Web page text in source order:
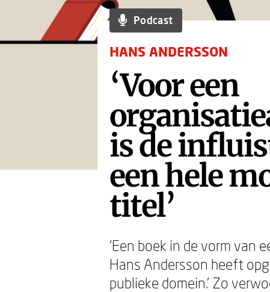
Podcast
HANS ANDERSSON
‘Voor een
is de
een hele
titel’
‘Een boek in de vorm van
Hans Andersson heeft
publieke domein.’ Zo